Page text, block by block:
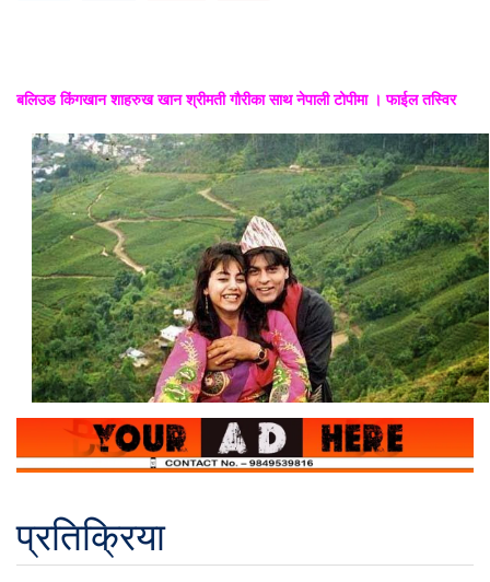
बलिउड किंगखान शाहरुख खान श्रीमती गौरीका साथ नेपाली टोपीमा । फाईल तस्विर
प्रतिक्रिया